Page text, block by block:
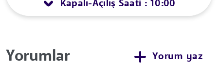
Kapalı-Açılış Saati : 10:00
Yorumlar Yorum yaz